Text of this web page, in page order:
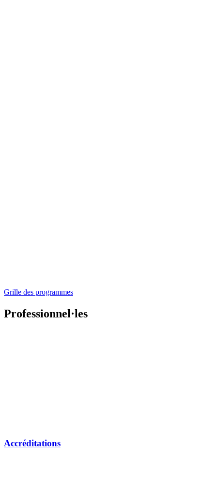
Grille des programmes
Professionnel·les
Accréditations